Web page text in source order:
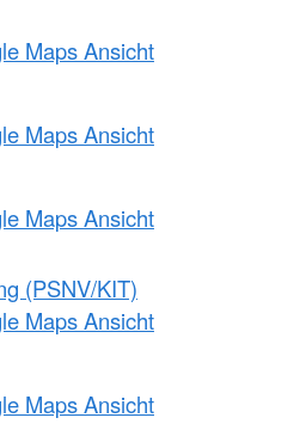
Maps Ansicht
Maps Ansicht
Maps Ansicht
(PSNV/KIT)
Maps Ansicht
Maps Ansicht